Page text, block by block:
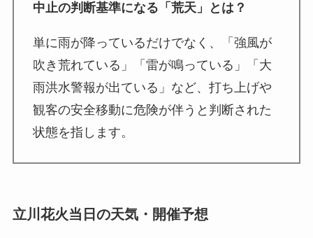
中止の判断基準になる「荒天」とは？
単に雨が降っているだけでなく、「強風が
吹き荒れている」「雷が鳴っている」「大
雨洪水警報が出ている」など、打ち上げや
観客の安全移動に危険が伴うと判断された
状態を指します。
立川花火当日の天気・開催予想